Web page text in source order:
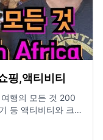
핑,액티비티
의 모든 것 200
등 액티비티와 크리